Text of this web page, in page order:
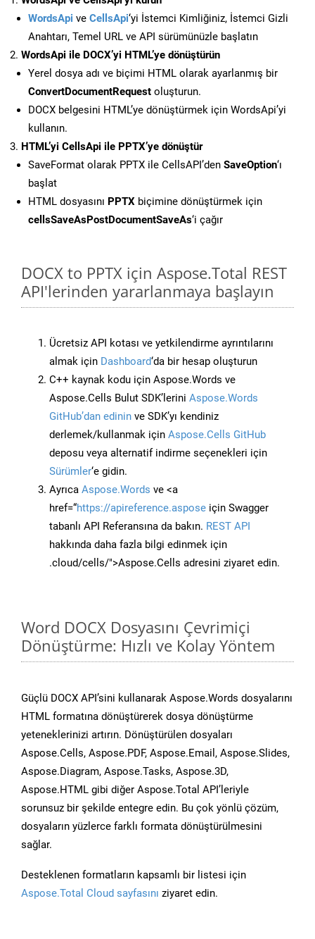
WordsApi ve CellsApi‘yi İstemci Kimliğiniz, İstemci Gizli
Anahtarı, Temel URL ve API sürümünüzle başlatın
WordsApi ile DOCX’yi HTML’ye dönüştürün
Yerel dosya adı ve biçimi HTML olarak ayarlanmış bir
ConvertDocumentRequest oluşturun.
DOCX belgesini HTML’ye dönüştürmek için WordsApi’yi
kullanın.
HTML’yi CellsApi ile PPTX’ye dönüştür
SaveFormat olarak PPTX ile CellsAPI’den SaveOption‘ı
başlat
HTML dosyasını PPTX biçimine dönüştürmek için
cellsSaveAsPostDocumentSaveAs‘i çağır
DOCX to PPTX için Aspose.Total REST
API'lerinden yararlanmaya başlayın
Ücretsiz API kotası ve yetkilendirme ayrıntılarını
almak için Dashboard‘da bir hesap oluşturun
C++ kaynak kodu için Aspose.Words ve
Aspose.Cells Bulut SDK’lerini Aspose.Words
GitHub’dan edinin ve SDK’yı kendiniz
derlemek/kullanmak için Aspose.Cells GitHub
deposu veya alternatif indirme seçenekleri için
Sürümler‘e gidin.
Ayrıca Aspose.Words ve <a
href=“https://apireference.aspose için Swagger
tabanlı API Referansına da bakın. REST API
hakkında daha fazla bilgi edinmek için
.cloud/cells/">Aspose.Cells adresini ziyaret edin.
Word DOCX Dosyasını Çevrimiçi
Dönüştürme: Hızlı ve Kolay Yöntem
Güçlü DOCX API’sini kullanarak Aspose.Words dosyalarını
HTML formatına dönüştürerek dosya dönüştürme
yeteneklerinizi artırın. Dönüştürülen dosyaları
Aspose.Cells, Aspose.PDF, Aspose.Email, Aspose.Slides,
Aspose.Diagram, Aspose.Tasks, Aspose.3D,
Aspose.HTML gibi diğer Aspose.Total API’leriyle
sorunsuz bir şekilde entegre edin. Bu çok yönlü çözüm,
dosyaların yüzlerce farklı formata dönüştürülmesini
sağlar.
Desteklenen formatların kapsamlı bir listesi için
Aspose.Total Cloud sayfasını ziyaret edin.